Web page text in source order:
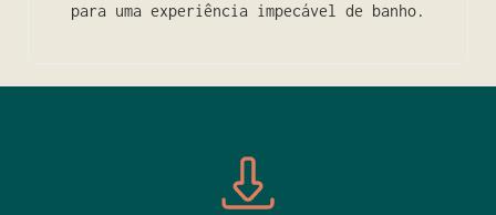
para uma experiência impecável de banho.